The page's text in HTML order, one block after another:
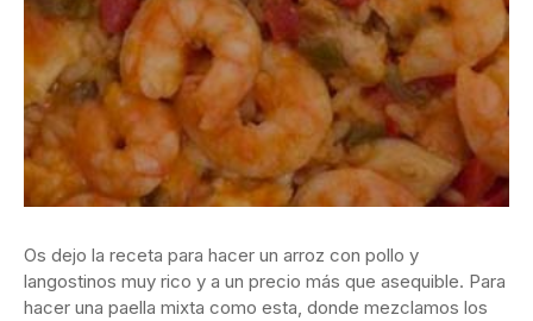
Os dejo la receta para hacer un arroz con pollo y
langostinos muy rico y a un precio más que asequible. Para
hacer una paella mixta como esta, donde mezclamos los